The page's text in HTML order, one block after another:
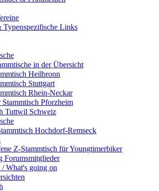
Links
in der Übersicht
Heilbronn
Stuttgart
Rhein-Neckar
Pforzheim
Tuttwil Schweiz
Hochdorf-Remseck
Z-Stammtisch für Youngtimerbiker
What's going on